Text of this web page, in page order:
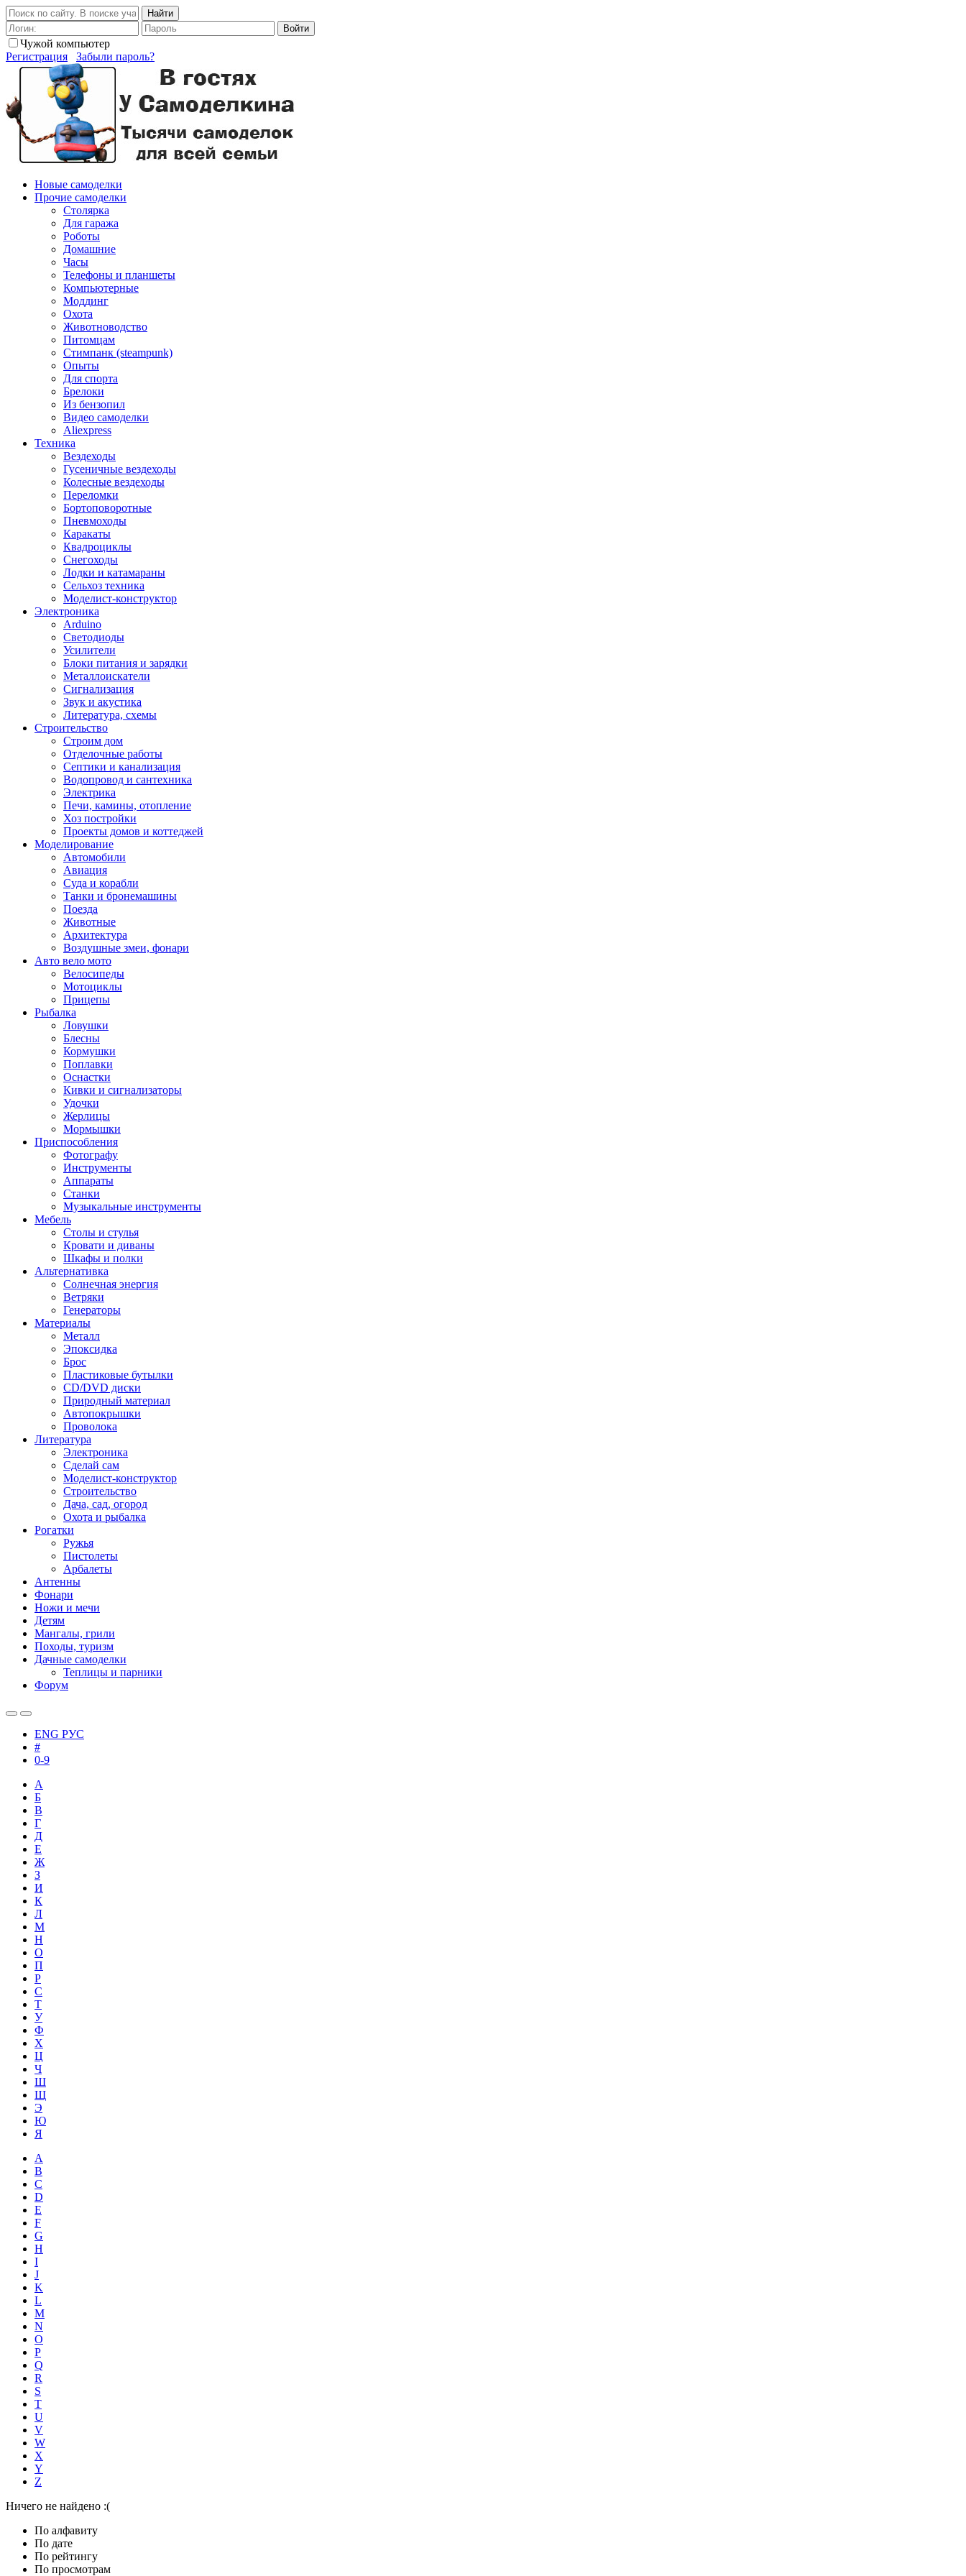
Найти
Войти
Чужой компьютер
Регистрация
Забыли пароль?
Новые самоделки
Прочие самоделки
Столярка
Для гаража
Роботы
Домашние
Часы
Телефоны и планшеты
Компьютерные
Моддинг
Охота
Животноводство
Питомцам
Стимпанк (steampunk)
Опыты
Для спорта
Брелоки
Из бензопил
Видео самоделки
Aliexpress
Техника
Вездеходы
Гусеничные вездеходы
Колесные вездеходы
Переломки
Бортоповоротные
Пневмоходы
Каракаты
Квадроциклы
Снегоходы
Лодки и катамараны
Сельхоз техника
Моделист-конструктор
Электроника
Arduino
Светодиоды
Усилители
Блоки питания и зарядки
Металлоискатели
Сигнализация
Звук и акустика
Литература, схемы
Строительство
Строим дом
Отделочные работы
Септики и канализация
Водопровод и сантехника
Электрика
Печи, камины, отопление
Хоз постройки
Проекты домов и коттеджей
Моделирование
Автомобили
Авиация
Суда и корабли
Танки и бронемашины
Поезда
Животные
Архитектура
Воздушные змеи, фонари
Авто вело мото
Велосипеды
Мотоциклы
Прицепы
Рыбалка
Ловушки
Блесны
Кормушки
Поплавки
Оснастки
Кивки и сигнализаторы
Удочки
Жерлицы
Мормышки
Приспособления
Фотографу
Инструменты
Аппараты
Станки
Музыкальные инструменты
Мебель
Столы и стулья
Кровати и диваны
Шкафы и полки
Альтернативка
Солнечная энергия
Ветряки
Генераторы
Материалы
Металл
Эпоксидка
Брос
Пластиковые бутылки
CD/DVD диски
Природный материал
Автопокрышки
Проволока
Литература
Электроника
Сделай сам
Моделист-конструктор
Строительство
Дача, сад, огород
Охота и рыбалка
Рогатки
Ружья
Пистолеты
Арбалеты
Антенны
Фонари
Ножи и мечи
Детям
Мангалы, грили
Походы, туризм
Дачные самоделки
Теплицы и парники
Форум
ENG РУС
#
0-9
А
Б
В
Г
Д
Е
Ж
З
И
К
Л
М
Н
О
П
Р
С
Т
У
Ф
Х
Ц
Ч
Ш
Щ
Э
Ю
Я
A
B
C
D
E
F
G
H
I
J
K
L
M
N
O
P
Q
R
S
T
U
V
W
X
Y
Z
Ничего не найдено :(
По алфавиту
По дате
По рейтингу
По просмотрам